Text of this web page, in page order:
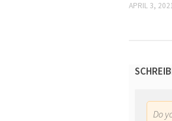
APRIL 3,
Do